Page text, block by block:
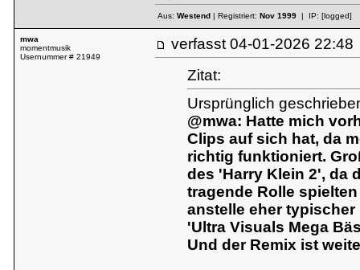
Aus: Westend| Registriert: Nov 1999| IP: [logged]
mwa
momentmusik
Usernummer # 21949
verfasst 04-01-2026
Zitat:
Ursprünglich
@mwa: Hatte mich
Clips auf sich hat, da
richtig funktioniert.
des 'Harry Klein 2', da
tragende Rolle
anstelle eher
'Ultra Visuals Mega
Und der Remix ist